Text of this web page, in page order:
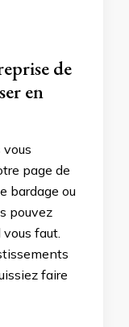
de
en
vous
page de
bardage ou
pouvez
vous faut.
faire